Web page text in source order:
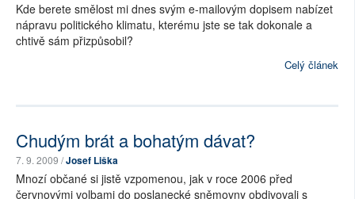
Kde berete smělost mi dnes svým e-mailovým dopisem nabízet
nápravu politického klimatu, kterému jste se tak dokonale a
chtivě sám přizpůsobil?
Celý článek
Chudým brát a bohatým dávat?
7. 9. 2009 /Josef Liška
Mnozí občané si jistě vzpomenou, jak v roce 2006 před
červnovými volbami do poslanecké sněmovny obdivovali s